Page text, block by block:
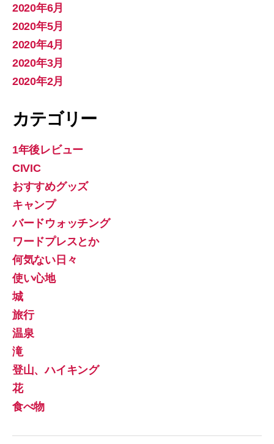
2020年6月
2020年5月
2020年4月
2020年3月
2020年2月
カテゴリー
1年後レビュー
CIVIC
おすすめグッズ
キャンプ
バードウォッチング
ワードプレスとか
何気ない日々
使い心地
城
旅行
温泉
滝
登山、ハイキング
花
食べ物